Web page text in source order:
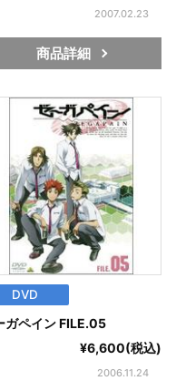
2007.02.23
商品詳細
DVD
ガペイン FILE.05
¥6,600(税込)
2006.11.24